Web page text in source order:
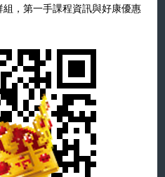
，第一手課程資訊與好康優惠